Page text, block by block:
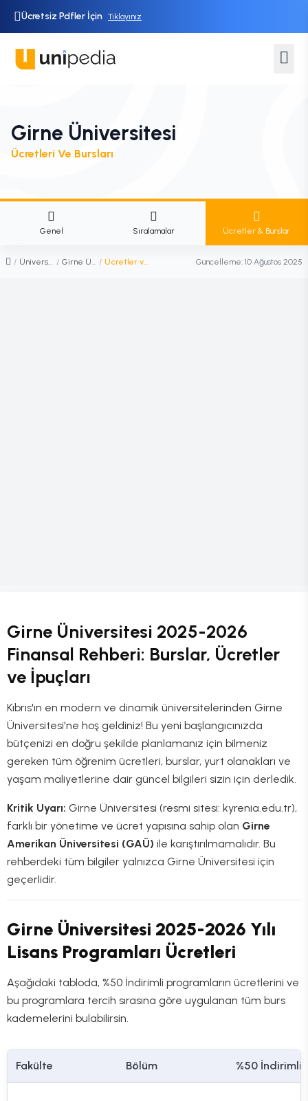
Ücretsiz Pdfler İçin Tıklayınız
Girne Üniversitesi
Ücretleri Ve Bursları
Genel Sıralamalar Ücretler & Burslar
/ Üniversiteler / Girne Üniversitesi / Ücretler ve Burslar Güncelleme: 10 Ağustos 2025
Girne Üniversitesi 2025-2026
Finansal Rehberi: Burslar, Ücretler
ve İpuçları
Kıbrıs'ın en modern ve dinamik üniversitelerinden Girne
Üniversitesi'ne hoş geldiniz! Bu yeni başlangıcınızda
bütçenizi en doğru şekilde planlamanız için bilmeniz
gereken tüm öğrenim ücretleri, burslar, yurt olanakları ve
yaşam maliyetlerine dair güncel bilgileri sizin için derledik.
Kritik Uyarı: Girne Üniversitesi (resmi sitesi: kyrenia.edu.tr),
farklı bir yönetime ve ücret yapısına sahip olan Girne
Amerikan Üniversitesi (GAÜ) ile karıştırılmamalıdır. Bu
rehberdeki tüm bilgiler yalnızca Girne Üniversitesi için
geçerlidir.
Girne Üniversitesi 2025-2026 Yılı
Lisans Programları Ücretleri
Aşağıdaki tabloda, %50 İndirimli programların ücretlerini ve
bu programlara tercih sırasına göre uygulanan tüm burs
kademelerini bulabilirsin.
Fakülte Bölüm %50 İndirimli